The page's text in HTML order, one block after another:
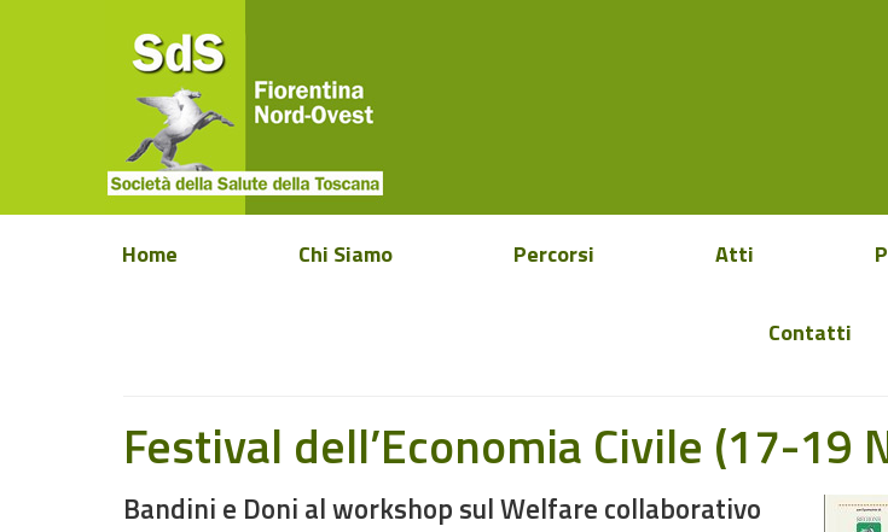
Home Chi Siamo Percorsi Atti
Contatti
Festival dell’Economia Civile (17-19
Bandini e Doni al workshop sul Welfare collaborativo